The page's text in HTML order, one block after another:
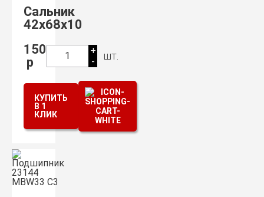
Сальник
42х68х10
150
р
1
+
-
шт.
КУПИТЬ
В 1
КЛИК